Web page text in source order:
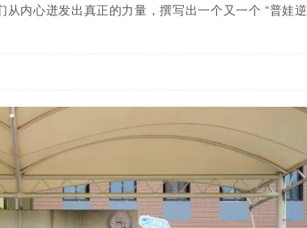
内心迸发出真正的力量，撰写出一个又一个 “普娃逆